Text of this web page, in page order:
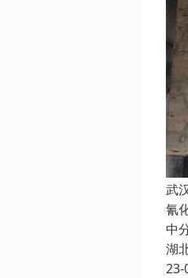
武
氰
中
湖
23-